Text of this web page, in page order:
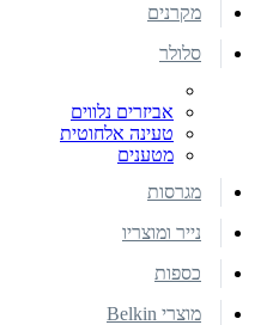
מקרנים
סלולר
אביזרים נלווים
טעינה אלחוטית
מטענים
מגרסות
נייר ומוצריו
כספות
מוצרי Belkin